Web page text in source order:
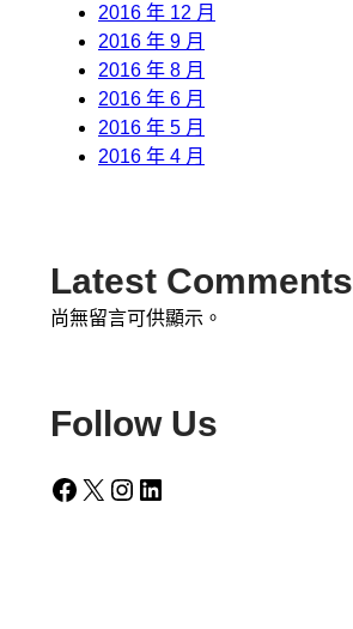
2016 年 12 月
2016 年 9 月
2016 年 8 月
2016 年 6 月
2016 年 5 月
2016 年 4 月
Latest Comments
尚無留言可供顯示。
Follow Us
Facebook X Instagram LinkedIn